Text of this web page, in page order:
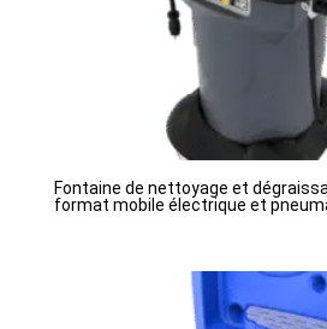
Fontaine de nettoyage et
format mobile électrique et